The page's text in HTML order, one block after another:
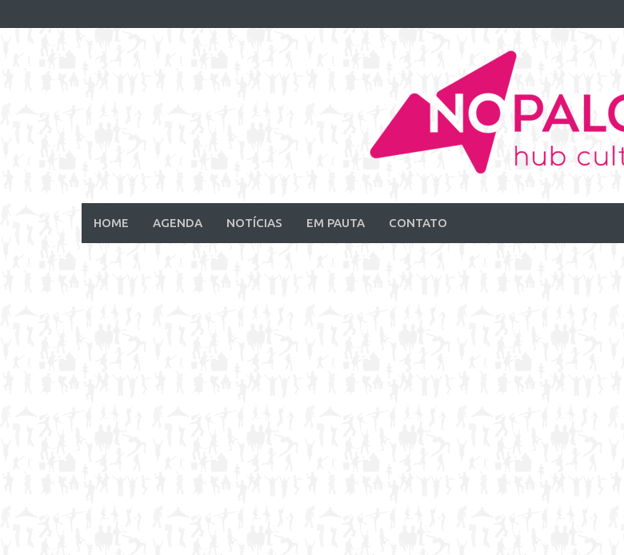
to
HOME AGENDA NOTÍCIAS EM PAUTA CONTATO